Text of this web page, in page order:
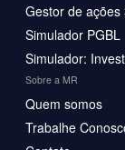
Gestor de ações
Simulador PGBL
Simulador:
Sobre a MR
Quem somos
Trabalhe